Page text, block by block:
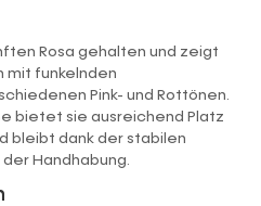
Rosa gehalten und zeigt
mit funkelnden
Pink- und Rottönen.
bietet sie ausreichend Platz
bleibt dank der stabilen
Handhabung.